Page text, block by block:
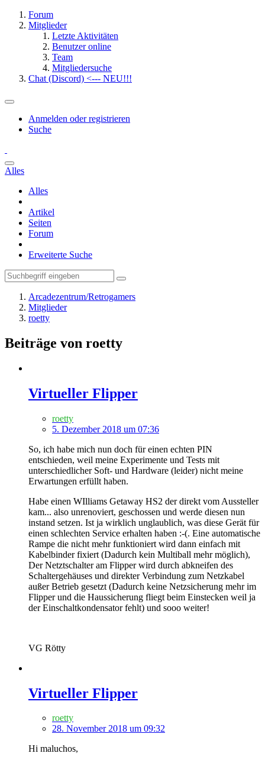
Forum
Mitglieder
Letzte Aktivitäten
Benutzer online
Team
Mitgliedersuche
Chat (Discord) <--- NEU!!!
Anmelden oder registrieren
Suche
Alles
Alles
Artikel
Seiten
Forum
Erweiterte Suche
Arcadezentrum/Retrogamers
Mitglieder
roetty
Beiträge von roetty
Virtueller Flipper
roetty
5. Dezember 2018 um 07:36
So, ich habe mich nun doch für einen echten PIN
entschieden, weil meine Experimente und Tests mit
unterschiedlicher Soft- und Hardware (leider) nicht meine
Erwartungen erfüllt haben.
Habe einen WIlliams Getaway HS2 der direkt vom Aussteller
kam... also unrenoviert, geschossen und werde diesen nun
instand setzen. Ist ja wirklich unglaublich, was diese Gerät für
einen schlechten Service erhalten haben :-(. Eine automatische
Rampe die nicht mehr funktioniert wird dann einfach mit
Kabelbinder fixiert (Dadurch kein Multiball mehr möglich),
Der Netztschalter am Flipper wird durch abkneifen des
Schaltergehäuses und direkter Verbindung zum Netzkabel
außer Betrieb gesetzt (Dadurch keine Netzsicherung mehr im
Flipper und die Haussicherung fliegt beim Einstecken weil ja
der Einschaltkondensator fehlt) und sooo weiter!
VG Rötty
Virtueller Flipper
roetty
28. November 2018 um 09:32
Hi maluchos,